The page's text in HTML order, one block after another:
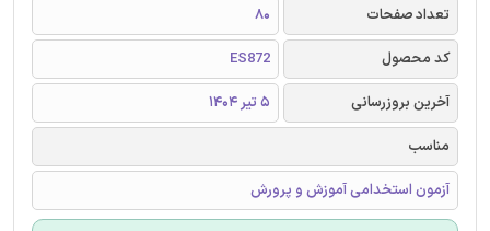
تعداد صفحات
80
کد محصول
ES872
آخرین بروزرسانی
5 تیر 1404
مناسب
آزمون استخدامی آموزش و پرورش